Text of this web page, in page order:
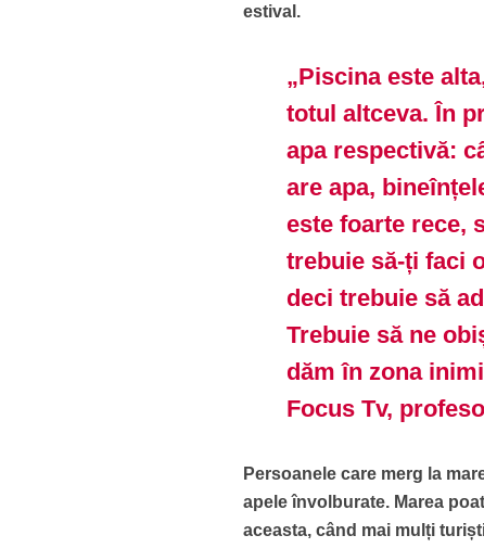
estival.
„Piscina este
totul altceva. În
apa respectivă:
are apa,
este foarte rece,
trebuie să-ți faci
deci trebuie să
Trebuie să ne
dăm în zona
Focus Tv,
Persoanele care merg la
apele învolburate. Marea
aceasta, când mai mulți